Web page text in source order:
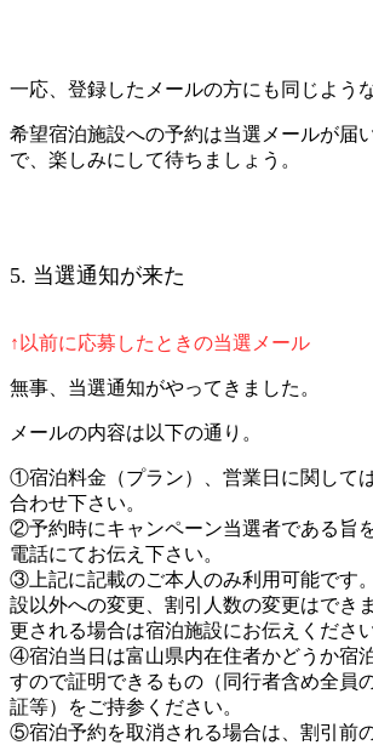
一応、登録したメールの方にも同じよう
希望宿泊施設への予約は当選メールが届
で、楽しみにして待ちましょう。
5. 当選通知が来た
↑以前に応募したときの当選メール
無事、当選通知がやってきました。
メールの内容は以下の通り。
①宿泊料金（プラン）、営業日に関して
合わせ下さい。
②予約時にキャンペーン当選者である旨
電話にてお伝え下さい。
③上記に記載のご本人のみ利用可能です
設以外への変更、割引人数の変更はでき
更される場合は宿泊施設にお伝えください
④宿泊当日は富山県内在住者かどうか宿
すので証明できるもの（同行者含め全員
証等）をご持参ください。
⑤宿泊予約を取消される場合は、割引前